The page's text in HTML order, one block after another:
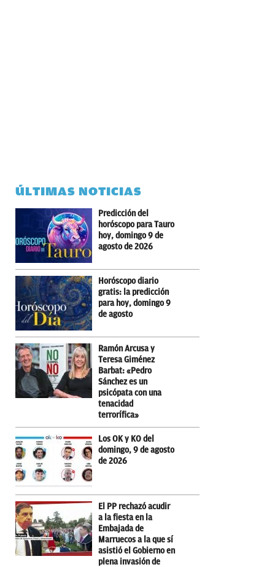
ÚLTIMAS NOTICIAS
Predicción del
horóscopo para Tauro
hoy, domingo 9 de
agosto de 2026
Horóscopo diario
gratis: la predicción
para hoy, domingo 9
de agosto
Ramón Arcusa y
Teresa Giménez
Barbat: «Pedro
Sánchez es un
psicópata con una
tenacidad
terrorífica»
Los OK y KO del
domingo, 9 de agosto
de 2026
El PP rechazó acudir
a la fiesta en la
Embajada de
Marruecos a la que sí
asistió el Gobierno en
plena invasión de